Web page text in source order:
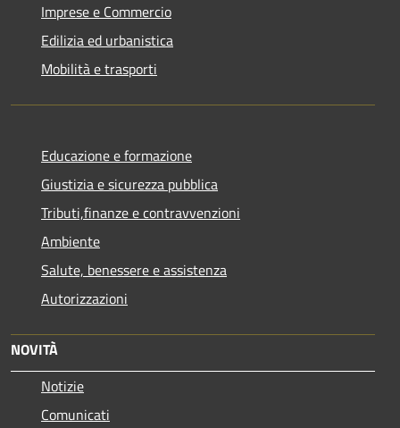
Imprese e Commercio
Edilizia ed urbanistica
Mobilità e trasporti
Educazione e formazione
Giustizia e sicurezza pubblica
Tributi,finanze e contravvenzioni
Ambiente
Salute, benessere e assistenza
Autorizzazioni
NOVITÀ
Notizie
Comunicati